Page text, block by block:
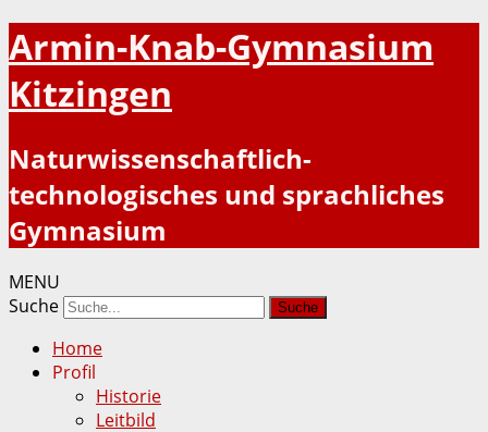
Armin-Knab-Gymnasium
Kitzingen
Naturwissenschaftlich-
technologisches und sprachliches
Gymnasium
MENU
Suche
Home
Profil
Historie
Leitbild